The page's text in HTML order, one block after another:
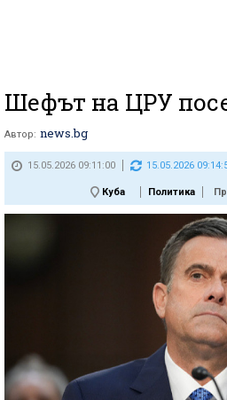
Шефът на ЦРУ
Автор: news.bg
15.05.2026 09:11:00 15.05.2026
Куба Политика